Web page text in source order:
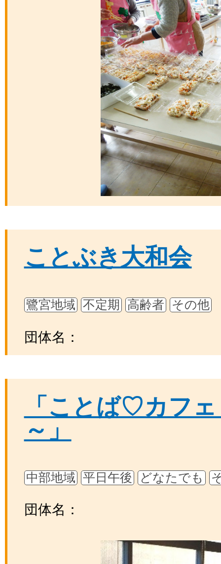
ことぶき大和会
鷺宮地域 不定期 高齢者 その他
団体名：
「ことば♡カフ
～」
中部地域 平日午後 どなたでも
団体名：